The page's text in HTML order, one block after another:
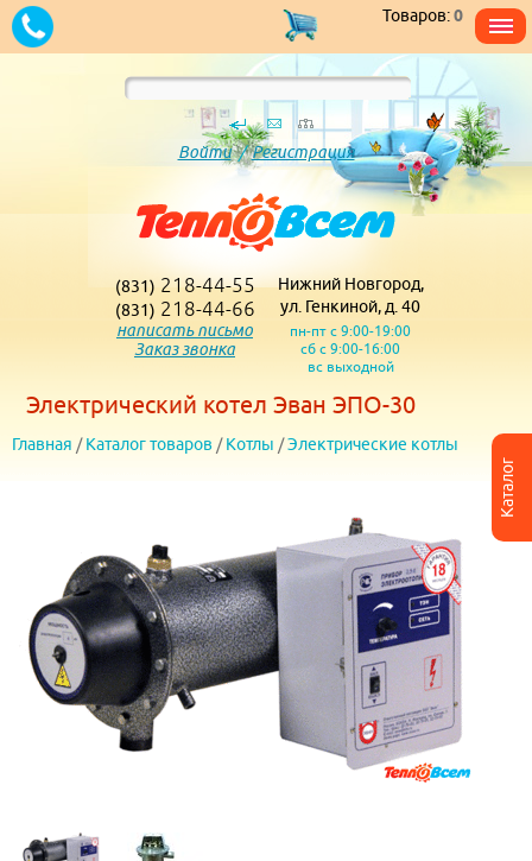
Каталог
Товаров:0
Войти/Регистрация
(831) 218-44-55
(831) 218-44-66
написать письмо
Заказ звонка
Нижний Новгород,
ул. Генкиной, д. 40
пн-пт с 9:00-19:00
сб с 9:00-16:00
вс выходной
Электрический котел Эван ЭПО-30
Главная / Каталог товаров / Котлы /Электрические котлы